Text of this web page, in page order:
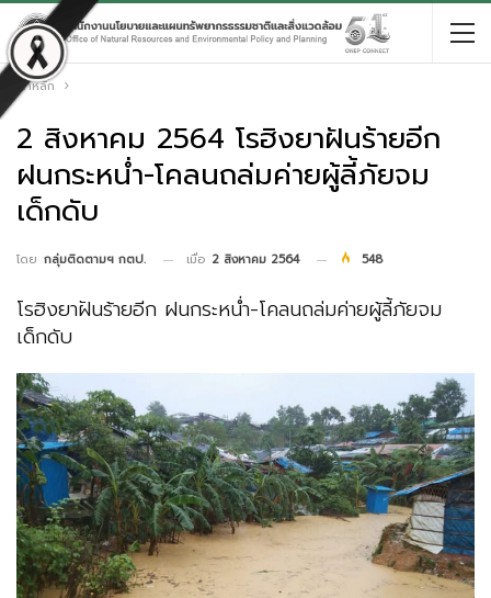
หน้าหลัก
2 สิงหาคม 2564 โรฮิงยาฝันร้ายอีก
ฝนกระหน่ำ-โคลนถล่มค่ายผู้ลี้ภัยจม
เด็กดับ
โดย กลุ่มติดตามฯ กตป. เมื่อ 2 สิงหาคม 2564 548
โรฮิงยาฝันร้ายอีก ฝนกระหน่ำ-โคลนถล่มค่ายผู้ลี้ภัยจม
เด็กดับ